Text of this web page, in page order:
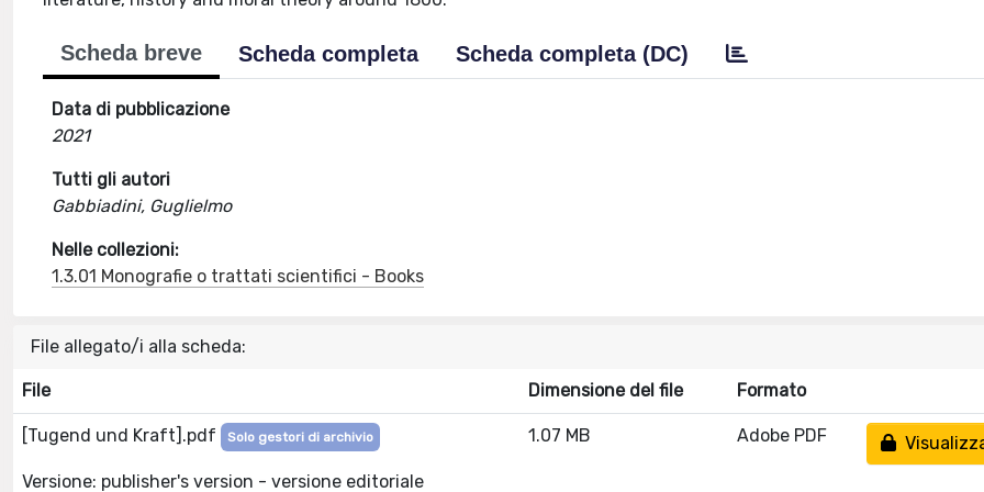
Scheda breve Scheda completa Scheda completa (DC)
Data di pubblicazione
2021
Tutti gli autori
Gabbiadini, Guglielmo
Nelle collezioni:
1.3.01 Monografie o trattati scientifici - Books
File allegato/i alla scheda:
File Dimensione del file Formato
[Tugend und Kraft].pdf Solo gestori di archivio
Versione: publisher's version - versione editoriale
1.07 MB Adobe PDF